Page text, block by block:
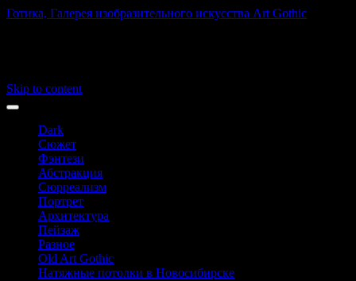
Готика, Галерея изобразительного искусства Art Gothic
Skip to content
Dark
Сюжет
Фэнтези
Абстракция
Сюрреализм
Портрет
Архитектура
Пейзаж
Разное
Old Art Gothic
Натяжные потолки в Новосибирске